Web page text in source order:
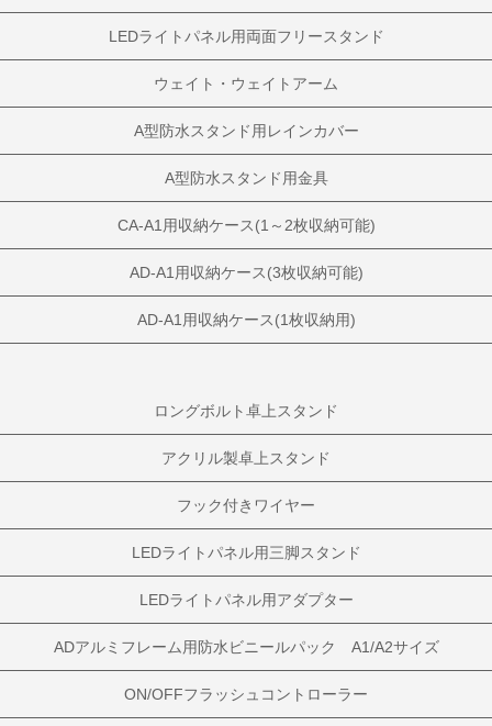
LEDライトパネル用両面フリースタンド
ウェイト・ウェイトアーム
A型防水スタンド用レインカバー
A型防水スタンド用金具
CA-A1用収納ケース(1～2枚収納可能)
AD-A1用収納ケース(3枚収納可能)
AD-A1用収納ケース(1枚収納用)
ロングボルト卓上スタンド
アクリル製卓上スタンド
フック付きワイヤー
LEDライトパネル用三脚スタンド
LEDライトパネル用アダプター
ADアルミフレーム用防水ビニールパック A1/A2サイズ
ON/OFFフラッシュコントローラー